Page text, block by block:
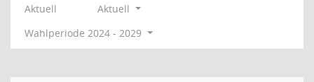
Aktuell
Aktuell
Wahlperiode 2024 - 2029